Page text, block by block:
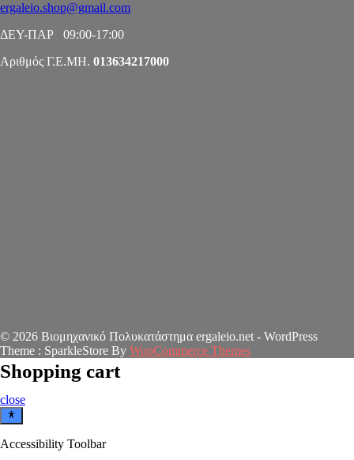
ergaleio.shop@gmail.com
ΔΕΥ-ΠΑΡ 09:00-17:00
Αριθμός Γ.Ε.ΜΗ. 013634217000
© 2026 Βιομηχανικό Πολυκατάστημα ergaleio.net - WordPress
Theme : SparkleStore By WooCommerce Themes
Shopping cart
close
Accessibility Toolbar